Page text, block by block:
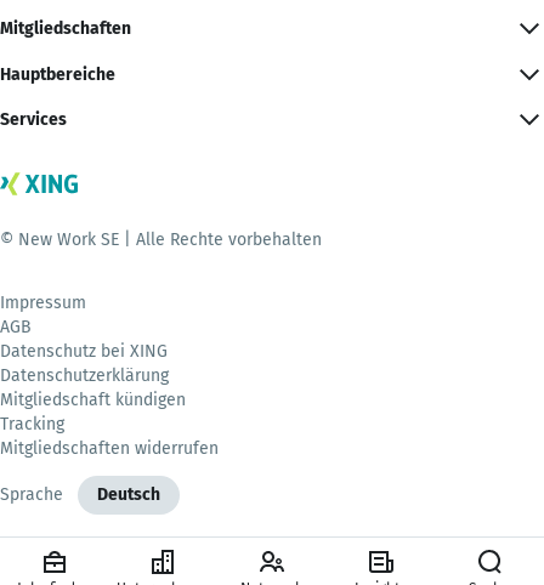
Mitgliedschaften
Hauptbereiche
Services
© New Work SE | Alle Rechte vorbehalten
Impressum
AGB
Datenschutz bei XING
Datenschutzerklärung
Mitgliedschaft kündigen
Tracking
Mitgliedschaften widerrufen
Sprache Deutsch